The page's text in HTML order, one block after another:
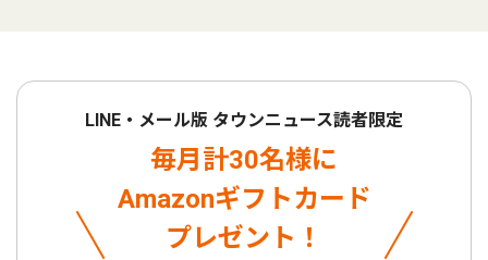
LINE・メール版 タウンニュース読者限定
毎月計30名様に
Amazonギフトカード
プレゼント！